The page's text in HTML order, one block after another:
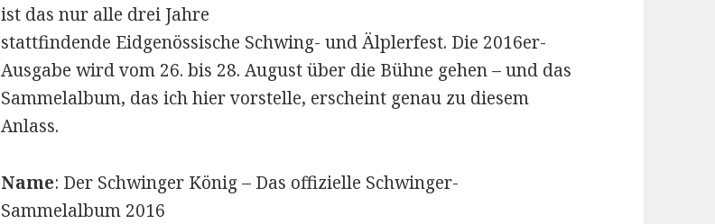
ist das nur alle drei Jahre
stattfindende Eidgenössische Schwing- und Älplerfest. Die 2016er-
Ausgabe wird vom 26. bis 28. August über die Bühne gehen – und das
Sammelalbum, das ich hier vorstelle, erscheint genau zu diesem
Anlass.
Name: Der Schwinger König – Das offizielle Schwinger-
Sammelalbum 2016